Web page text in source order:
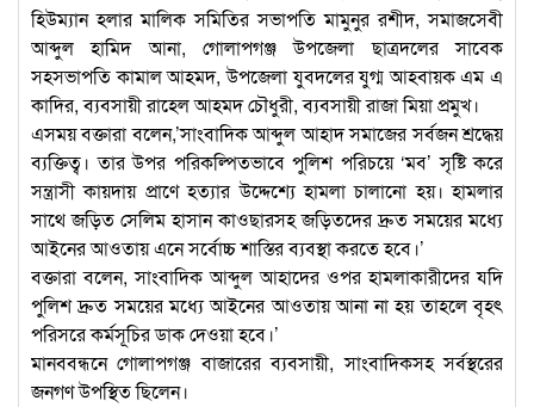
হিউম্যান হলার মালিক সমিতির সভাপতি মামুনুর রশীদ, সমাজসেবী
আব্দুল হামিদ আনা, গোলাপগঞ্জ উপজেলা ছাত্রদলের সাবেক
সহসভাপতি কামাল আহমদ, উপজেলা যুবদলের যুগ্ম আহবায়ক এম এ
কাদির, ব্যবসায়ী রাহেল আহমদ চৌধুরী, ব্যবসায়ী রাজা মিয়া প্রমুখ।
এসময় বক্তারা বলেন,’সাংবাদিক আব্দুল আহাদ সমাজের সর্বজন শ্রদ্ধেয়
ব্যক্তিত্ব। তার উপর পরিকল্পিতভাবে পুলিশ পরিচয়ে ‘মব’ সৃষ্টি করে
সন্ত্রাসী কায়দায় প্রাণে হত্যার উদ্দেশ্যে হামলা চালানো হয়। হামলার
সাথে জড়িত সেলিম হাসান কাওছারসহ জড়িতদের দ্রুত সময়ের মধ্যে
আইনের আওতায় এনে সর্বোচ্চ শাস্তির ব্যবস্থা করতে হবে।’
বক্তারা বলেন, সাংবাদিক আব্দুল আহাদের ওপর হামলাকারীদের যদি
পুলিশ দ্রুত সময়ের মধ্যে আইনের আওতায় আনা না হয় তাহলে বৃহৎ
পরিসরে কর্মসূচির ডাক দেওয়া হবে।’
মানববন্ধনে গোলাপগঞ্জ বাজারের ব্যবসায়ী, সাংবাদিকসহ সর্বস্থরের
জনগণ উপস্থিত ছিলেন।